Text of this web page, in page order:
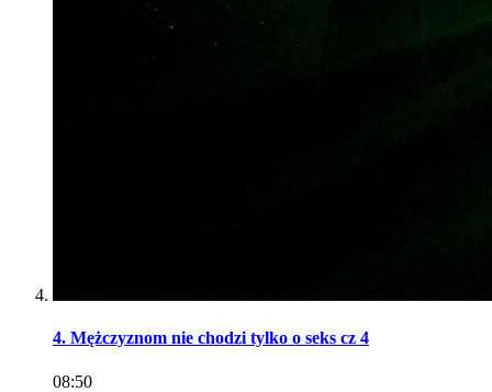
4. Mężczyznom nie chodzi tylko o seks cz 4
08:50